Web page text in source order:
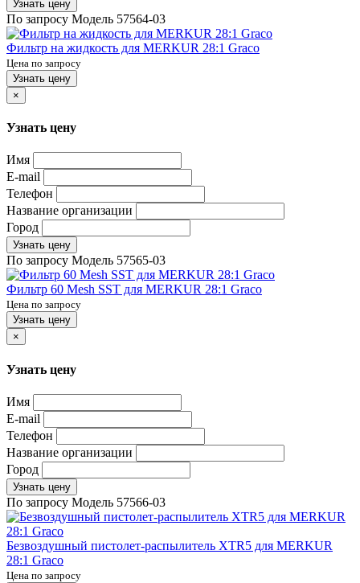
Узнать цену
По запросу Модель 57564-03
Фильтр на жидкость для MERKUR 28:1 Graco
Цена по запросу
Узнать цену
×
Узнать цену
Имя
E-mail
Телефон
Название организации
Город
Узнать цену
По запросу Модель 57565-03
Фильтр 60 Mesh SST для MERKUR 28:1 Graco
Цена по запросу
Узнать цену
×
Узнать цену
Имя
E-mail
Телефон
Название организации
Город
Узнать цену
По запросу Модель 57566-03
Безвоздушный пистолет-распылитель XTR5 для MERKUR
28:1 Graco
Цена по запросу